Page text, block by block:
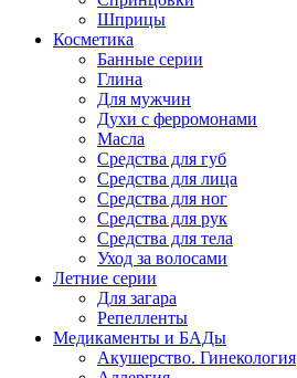
Шприцы
Косметика
Банные серии
Глина
Для мужчин
Духи с ферромонами
Масла
Средства для губ
Средства для лица
Средства для ног
Средства для рук
Средства для тела
Уход за волосами
Летние серии
Для загара
Репелленты
Медикаменты и БАДы
Акушерство. Гинекология